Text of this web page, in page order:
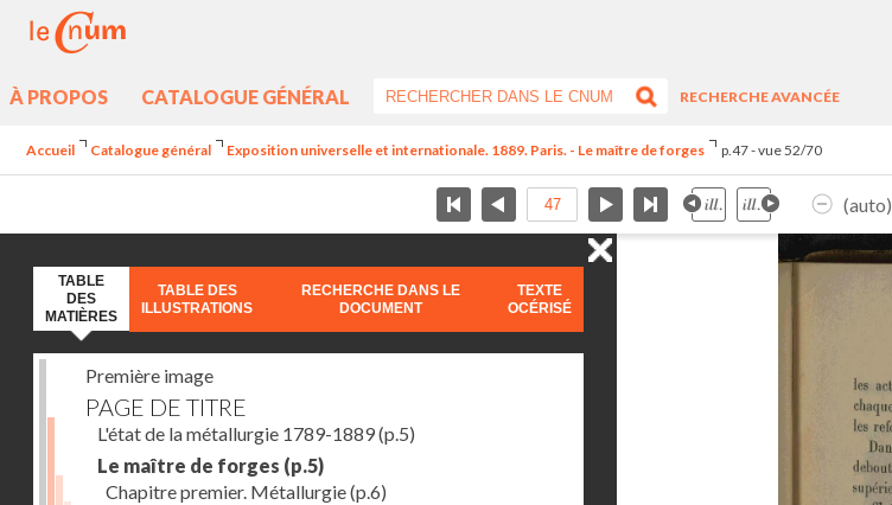
À PROPOS CATALOGUE GÉNÉRAL
RECHERCHE AVANCÉE
Accueil Catalogue général Exposition universelle et internationale. 1889. Paris. - Le maître de forges p.47 - vue 52/70
(auto)
TABLE
DES
MATIÈRES
TABLE DES
ILLUSTRATIONS
RECHERCHE DANS LE
DOCUMENT
TEXTE
OCÉRISÉ
Première image
PAGE DE TITRE
L'état de la métallurgie 1789-1889(p.5)
Le maître de forges (p.5)
Chapitre premier. Métallurgie(p.6)